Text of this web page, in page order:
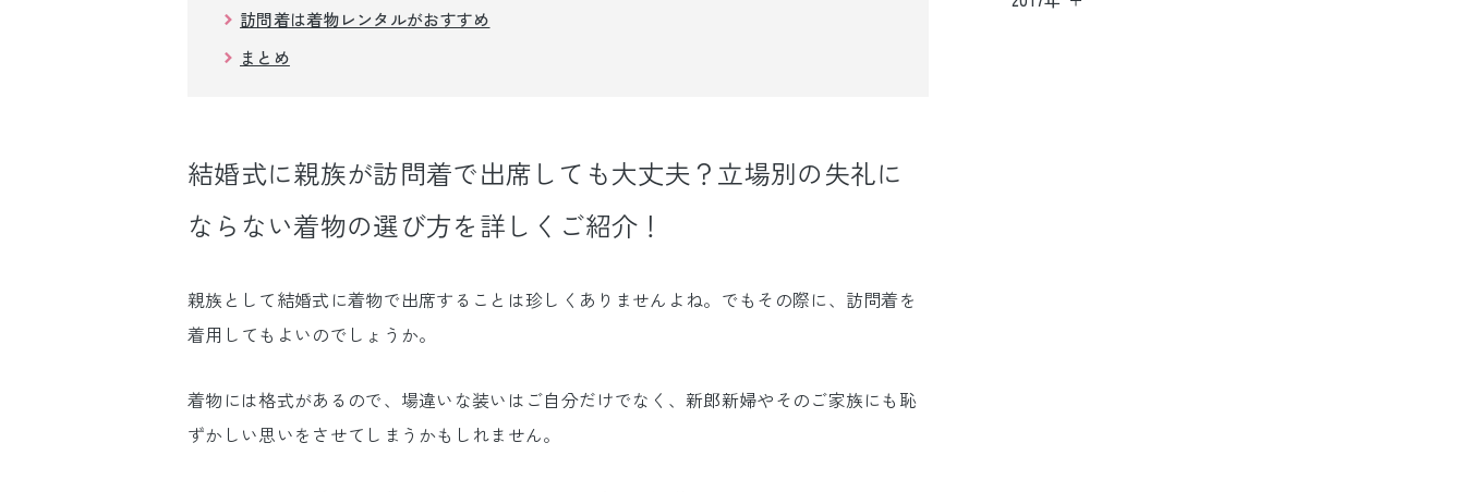
訪問着は着物レンタルがおすすめ
まとめ
結婚式に親族が訪問着で出席しても大丈夫？立場別の失礼に
ならない着物の選び方を詳しくご紹介！
親族として結婚式に着物で出席することは珍しくありませんよね。でもその際に、訪問着を
着用してもよいのでしょうか。
着物には格式があるので、場違いな装いはご自分だけでなく、新郎新婦やそのご家族にも恥
ずかしい思いをさせてしまうかもしれません。